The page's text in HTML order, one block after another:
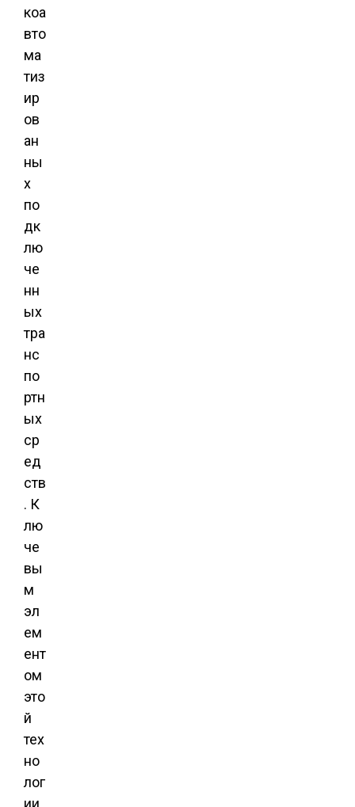
коа
вто
ма
тиз
ир
ов
ан
ны
х
по
дк
лю
че
нн
ых
тра
нс
по
ртн
ых
ср
ед
ств
. К
лю
че
вы
м
эл
ем
ент
ом
это
й
тех
но
лог
ии